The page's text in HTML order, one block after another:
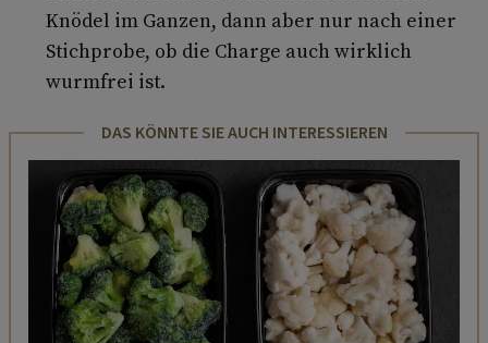
Knödel im Ganzen, dann aber nur nach einer
Stichprobe, ob die Charge auch wirklich
wurmfrei ist.
DAS KÖNNTE SIE AUCH INTERESSIEREN